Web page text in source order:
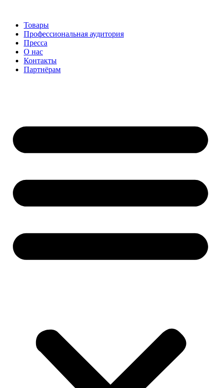
содержимому
Товары
Профессиональная аудитория
Пресса
О нас
Контакты
Партнёрам